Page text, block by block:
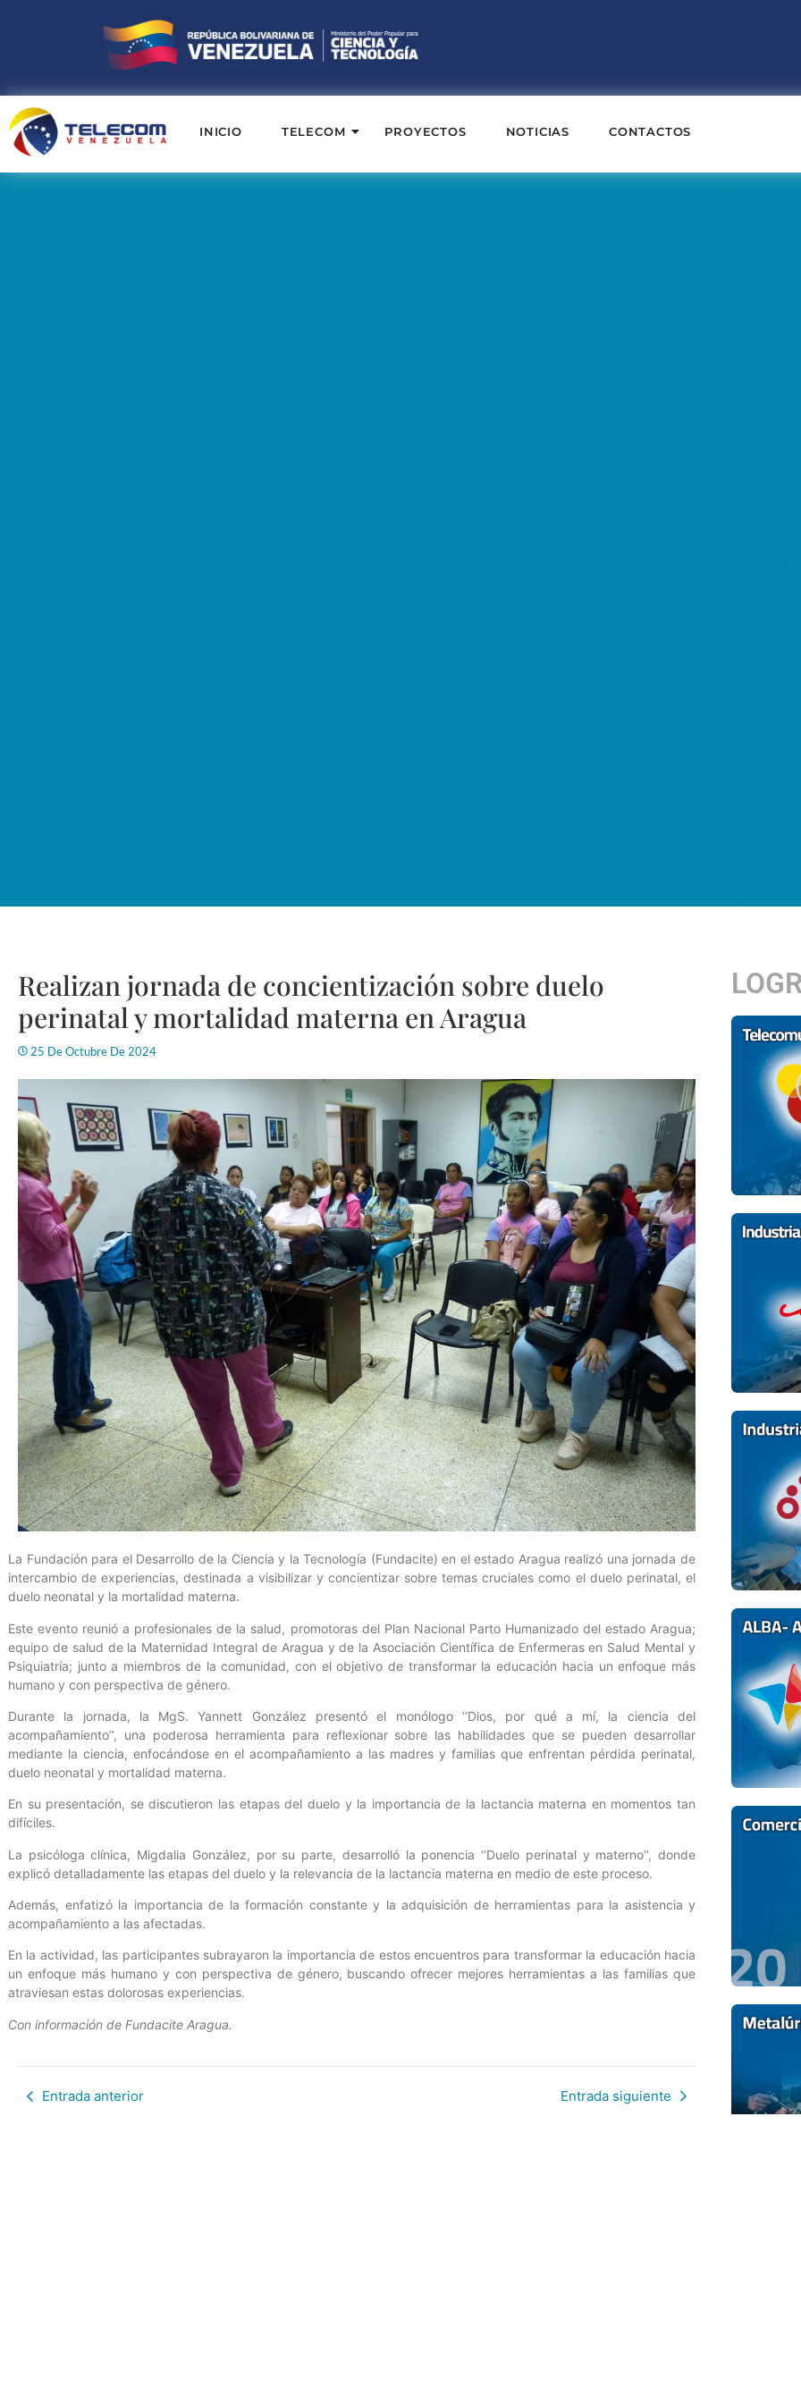
INICIO TELECOM PROYECTOS NOTICIAS CONTACTOS
Realizan jornada de concientización sobre duelo
perinatal y mortalidad materna en Aragua
25 De Octubre De 2024
La Fundación para el Desarrollo de la Ciencia y la Tecnología (Fundacite) en el estado Aragua realizó una jornada de
intercambio de experiencias, destinada a visibilizar y concientizar sobre temas cruciales como el duelo perinatal, el
duelo neonatal y la mortalidad materna.
Este evento reunió a profesionales de la salud, promotoras del Plan Nacional Parto Humanizado del estado Aragua;
equipo de salud de la Maternidad Integral de Aragua y de la Asociación Científica de Enfermeras en Salud Mental y
Psiquiatría; junto a miembros de la comunidad, con el objetivo de transformar la educación hacia un enfoque más
humano y con perspectiva de género.
Durante la jornada, la MgS. Yannett González presentó el monólogo ‘‘Dios, por qué a mí, la ciencia del
acompañamiento’’, una poderosa herramienta para reflexionar sobre las habilidades que se pueden desarrollar
mediante la ciencia, enfocándose en el acompañamiento a las madres y familias que enfrentan pérdida perinatal,
duelo neonatal y mortalidad materna.
En su presentación, se discutieron las etapas del duelo y la importancia de la lactancia materna en momentos tan
difíciles.
La psicóloga clínica, Migdalia González, por su parte, desarrolló la ponencia ‘‘Duelo perinatal y materno’’, donde
explicó detalladamente las etapas del duelo y la relevancia de la lactancia materna en medio de este proceso.
Además, enfatizó la importancia de la formación constante y la adquisición de herramientas para la asistencia y
acompañamiento a las afectadas.
En la actividad, las participantes subrayaron la importancia de estos encuentros para transformar la educación hacia
un enfoque más humano y con perspectiva de género, buscando ofrecer mejores herramientas a las familias que
atraviesan estas dolorosas experiencias.
Con información de Fundacite Aragua.
Entrada anterior Entrada siguiente